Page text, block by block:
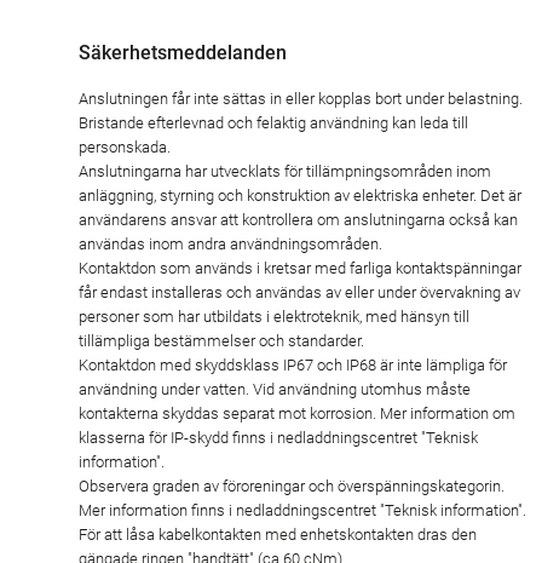
Säkerhetsmeddelanden
Anslutningen får inte sättas in eller kopplas bort under belastning.
Bristande efterlevnad och felaktig användning kan leda till
personskada.
Anslutningarna har utvecklats för tillämpningsområden inom
anläggning, styrning och konstruktion av elektriska enheter. Det är
användarens ansvar att kontrollera om anslutningarna också kan
användas inom andra användningsområden.
Kontaktdon som används i kretsar med farliga kontaktspänningar
får endast installeras och användas av eller under övervakning av
personer som har utbildats i elektroteknik, med hänsyn till
tillämpliga bestämmelser och standarder.
Kontaktdon med skyddsklass IP67 och IP68 är inte lämpliga för
användning under vatten. Vid användning utomhus måste
kontakterna skyddas separat mot korrosion. Mer information om
klasserna för IP-skydd finns i nedladdningscentret "Teknisk
information".
Observera graden av föroreningar och överspänningskategorin.
Mer information finns i nedladdningscentret "Teknisk information".
För att låsa kabelkontakten med enhetskontakten dras den
gängade ringen "handtätt" (ca 60 cNm).